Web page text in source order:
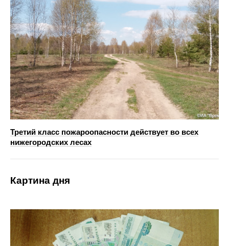
Третий класс пожароопасности действует во всех
нижегородских лесах
Картина дня